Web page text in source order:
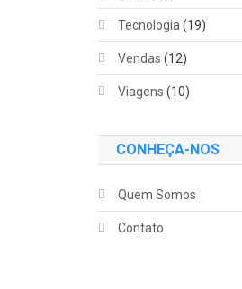
Tecnologia (19)
Vendas (12)
Viagens (10)
CONHEÇA-NOS
Quem Somos
Contato